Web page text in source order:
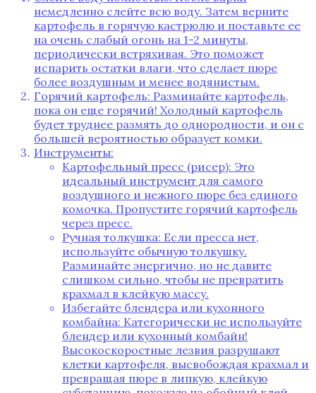
немедленно слейте всю воду. Затем верните
картофель в горячую кастрюлю и поставьте ее
на очень слабый огонь на 1-2 минуты‚
периодически встряхивая. Это поможет
испарить остатки влаги‚ что сделает пюре
более воздушным и менее водянистым.
Горячий картофель: Разминайте картофель‚
пока он еще горячий! Холодный картофель
будет труднее размять до однородности‚ и он с
большей вероятностью образует комки.
Инструменты:
Картофельный пресс (рисер): Это
идеальный инструмент для самого
воздушного и нежного пюре без единого
комочка. Пропустите горячий картофель
через пресс.
Ручная толкушка: Если пресса нет‚
используйте обычную толкушку.
Разминайте энергично‚ но не давите
слишком сильно‚ чтобы не превратить
крахмал в клейкую массу.
Избегайте блендера или кухонного
комбайна: Категорически не используйте
блендер или кухонный комбайн!
Высокоскоростные лезвия разрушают
клетки картофеля‚ высвобождая крахмал и
превращая пюре в липкую‚ клейкую